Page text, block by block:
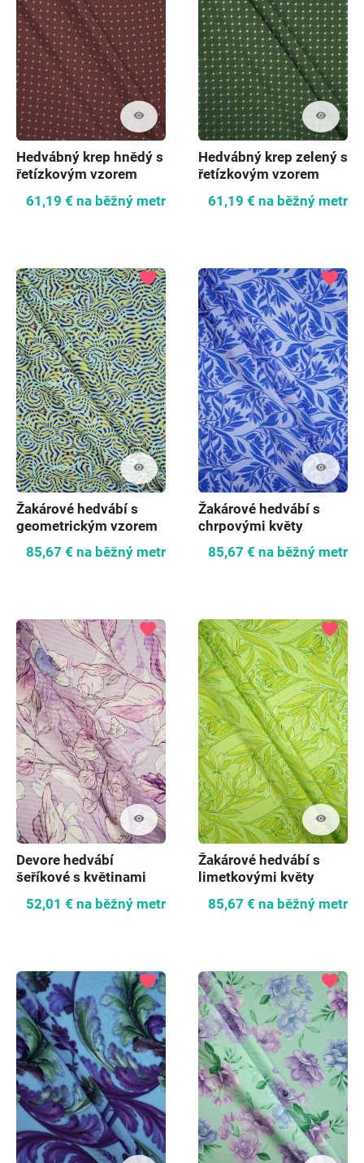
visibility
Hedvábný krep hnědý s
řetízkovým vzorem
61,19 € na běžný metr
visibility
Hedvábný krep zelený s
řetízkovým vzorem
61,19 € na běžný metr
visibility
favorite
Žakárové hedvábí s
geometrickým vzorem
85,67 € na běžný metr
visibility
favorite
Žakárové hedvábí s
chrpovými květy
85,67 € na běžný metr
visibility
favorite
Devore hedvábí
šeříkové s květinami
52,01 € na běžný metr
visibility
favorite
Žakárové hedvábí s
limetkovými květy
85,67 € na běžný metr
favorite favorite